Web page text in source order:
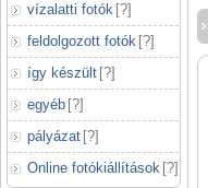
vízalatti fotók [?]
feldolgozott fotók [?]
így készült [?]
egyéb [?]
pályázat [?]
Online fotókiállítások [?]